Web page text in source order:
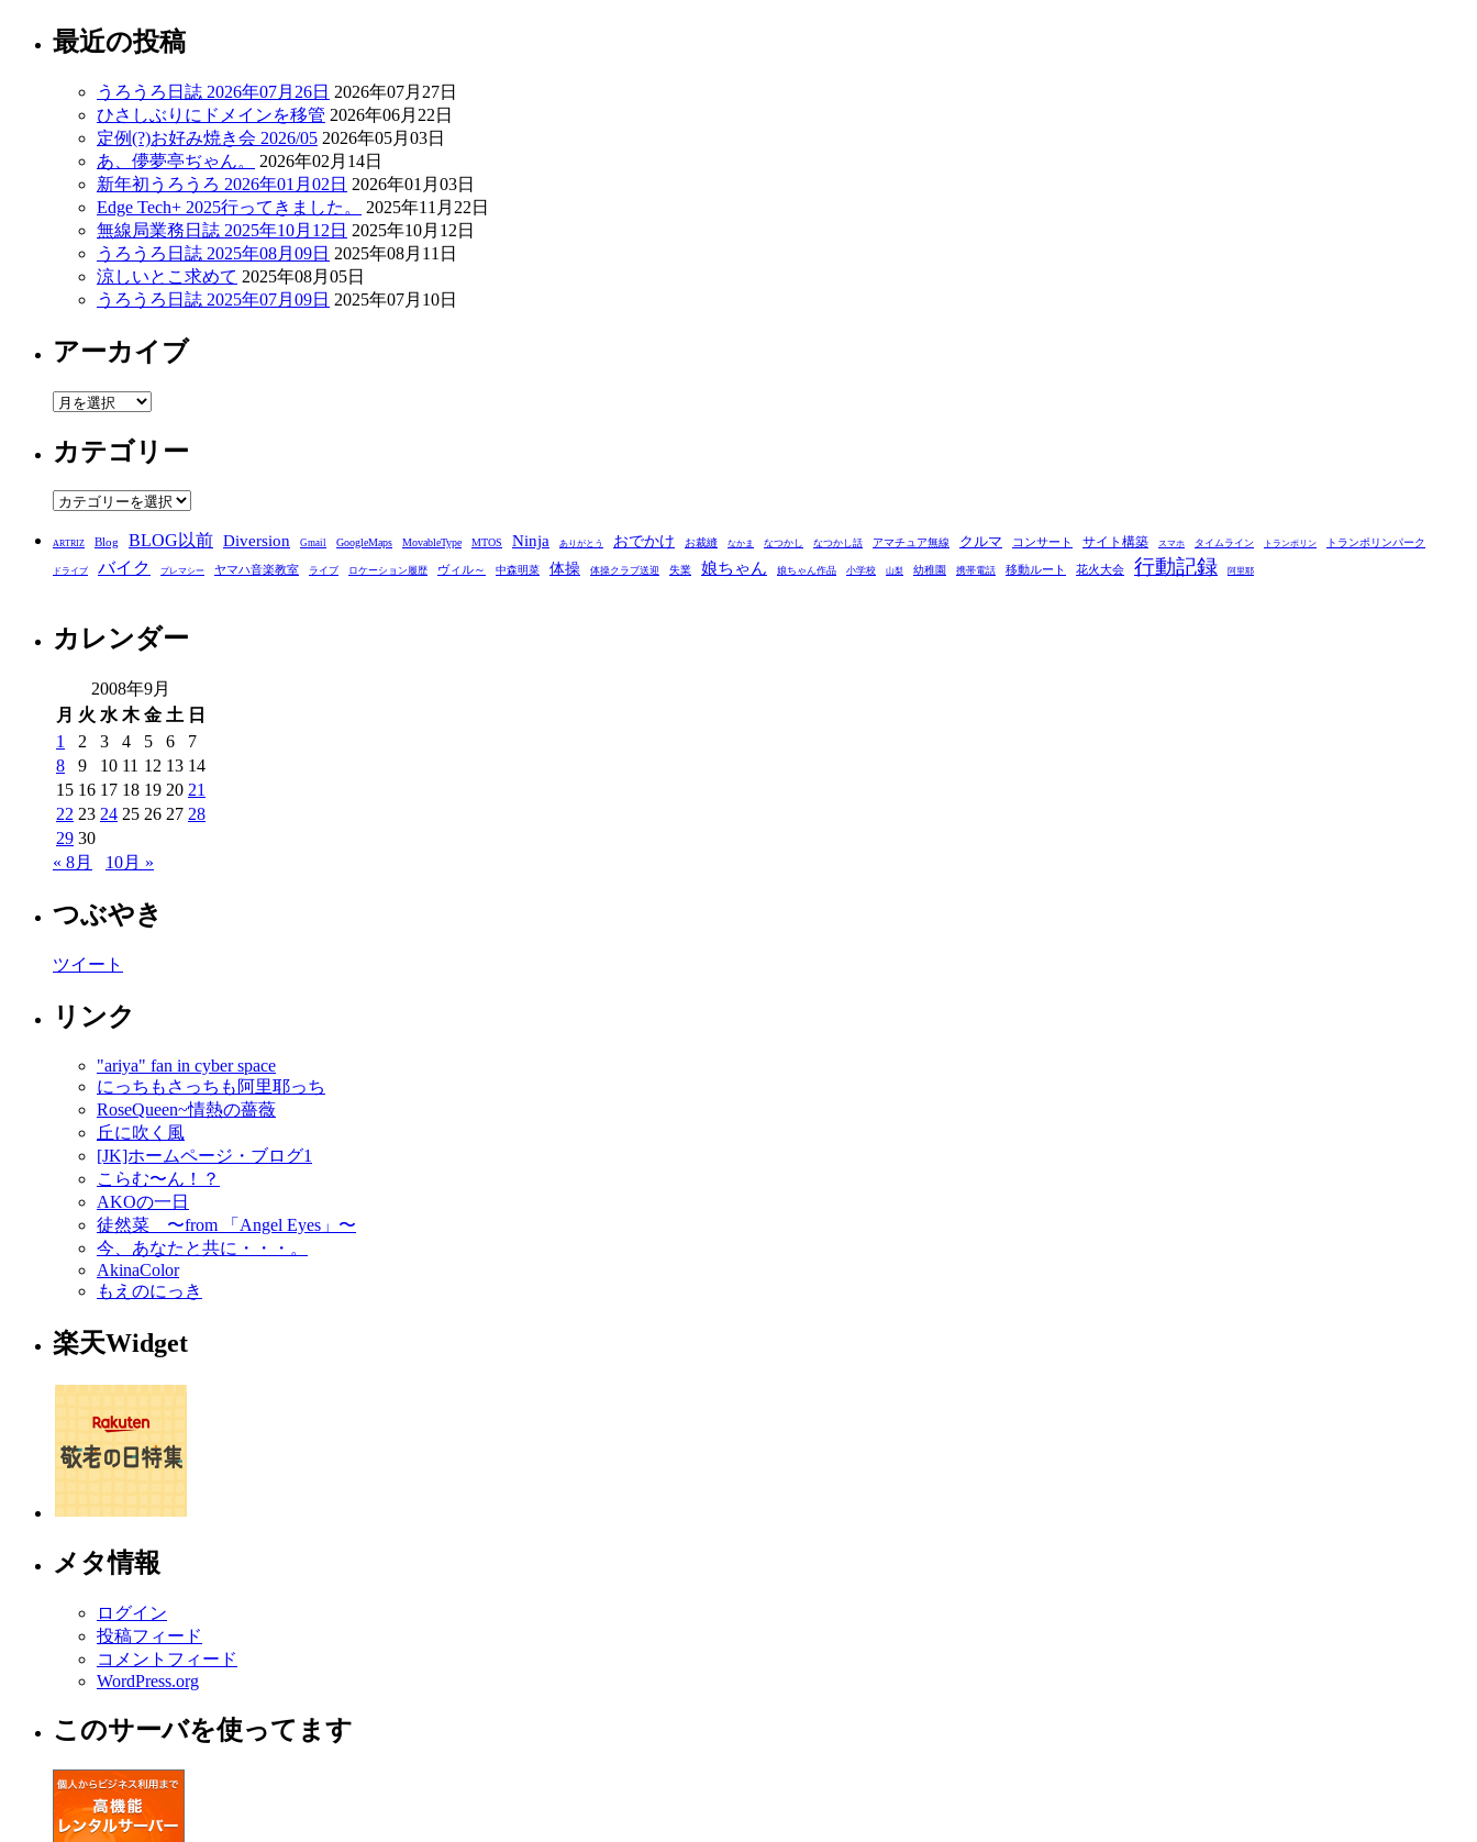
最近の投稿
うろうろ日誌 2026年07月26日 2026年07月27日
ひさしぶりにドメインを移管 2026年06月22日
定例(?)お好み焼き会 2026/05 2026年05月03日
あ、儚夢亭ぢゃん。
2026年02月14日
新年初うろうろ 2026年01月02日 2026年01月03日
Edge Tech+ 2025行ってきました。
2025年11月22日
無線局業務日誌 2025年10月12日 2025年10月12日
うろうろ日誌 2025年08月09日 2025年08月11日
涼しいとこ求めて 2025年08月05日
うろうろ日誌 2025年07月09日 2025年07月10日
アーカイブ
ア
カ
イ
ブ
カテゴリー
カ
ゴ
リ
ARTRIZ Blog BLOG以前 Diversion Gmail GoogleMaps MovableType MTOS Ninja ありがとう おでかけ お裁縫 なかま なつかし なつかし話 アマチュア無線 クルマ コンサート サイト構築 スマホ タイムライン トランポリン トランポリンパーク
ドライブ バイク プレマシー ヤマハ音楽教室 ライブ ロケーション履歴 ヴィル～ 中森明菜 体操 体操クラブ送迎 失業 娘ちゃん 娘ちゃん作品 小学校 山梨 幼稚園 携帯電話 移動ルート 花火大会 行動記録 阿里耶
カレンダー
2008年9月
月 火 水 木 金 土 日
1
2 3 4 5 6
7
8
9 10 11 12 13 14
15 16 17 18 19 20 21
22 23 24 25 26 27 28
29 30
« 8月
10月 »
つぶやき
ツイート
リンク
"ariya" fan in cyber space
にっちもさっちも阿里耶っち
RoseQueen~情熱の薔薇
丘に吹く風
[JK]ホームページ・ブログ1
こらむ〜ん！？
AKOの一日
徒然菜 〜from 「Angel Eyes」〜
今、あなたと共に・・・。
AkinaColor
もえのにっき
楽天Widget
メタ情報
ログイン
投稿フィード
コメントフィード
WordPress.org
このサーバを使ってます